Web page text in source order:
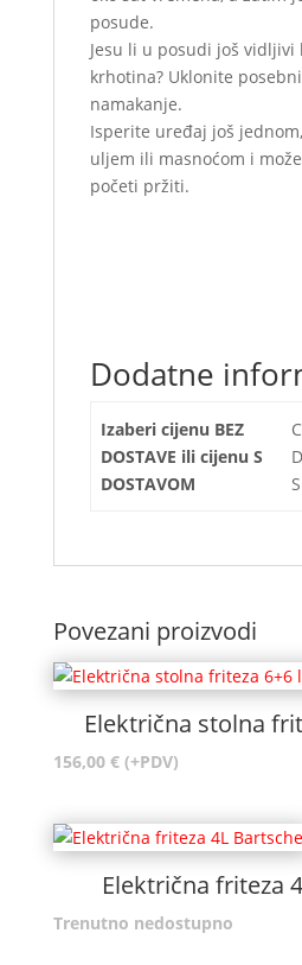
posude.
Jesu li u posudi još vidljivi
krhotina? Uklonite
namakanje.
Isperite uređaj još
uljem ili masnoćom i
početi pržiti.
Dodatne
Izaberi cijenu BEZ
DOSTAVE ili cijenu S
DOSTAVOM
Povezani proizvodi
Električna stolna
156,00 € (+PDV)
Električna friteza
Trenutno nedostupno